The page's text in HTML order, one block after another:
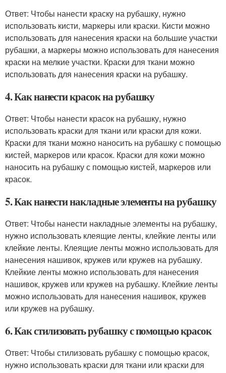
Ответ: Чтобы нанести краску на рубашку, нужно
использовать кисти, маркеры или краски. Кисти можно
использовать для нанесения краски на большие участки
рубашки, а маркеры можно использовать для нанесения
краски на мелкие участки. Краски для ткани можно
использовать для нанесения краски на рубашку.
4. Как нанести красок на рубашку
Ответ: Чтобы нанести красок на рубашку, нужно
использовать краски для ткани или краски для кожи.
Краски для ткани можно наносить на рубашку с помощью
кистей, маркеров или красок. Краски для кожи можно
наносить на рубашку с помощью кистей, маркеров или
красок.
5. Как нанести накладные элементы на рубашку
Ответ: Чтобы нанести накладные элементы на рубашку,
нужно использовать клеящие ленты, клейкие ленты или
клейкие ленты. Клеящие ленты можно использовать для
нанесения нашивок, кружев или кружев на рубашку.
Клейкие ленты можно использовать для нанесения
нашивок, кружев или кружев на рубашку. Клейкие ленты
можно использовать для нанесения нашивок, кружев
или кружев на рубашку.
6. Как стилизовать рубашку с помощью красок
Ответ: Чтобы стилизовать рубашку с помощью красок,
нужно использовать краски для ткани или краски для